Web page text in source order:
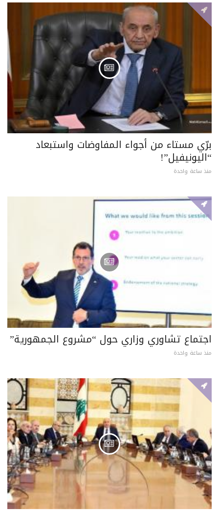
برّي مستاء من أجواء المفاوضات واستبعاد
“اليونيفيل”!
منذ ساعة واحدة
اجتماع تشاوري وزاري حول “مشروع الجمهورية”
منذ ساعة واحدة